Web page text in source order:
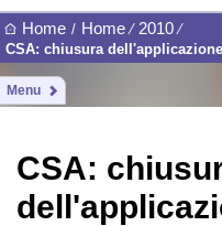
Home / Home ⁄ 2010 ⁄
CSA: chiusura
Menu
CSA: